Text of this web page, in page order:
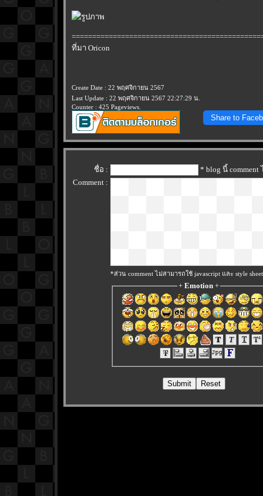
ที่มา Oricon
Create Date : 22 พฤศจิกายน 2567
Last Update : 22 พฤศจิกายน 2567 22:27:29 น.
Counter : 425 Pageviews.
Share to
ชื่อ :
* blog นี้
Comment :
*ส่วน comment ไม่สามารถใช้ javascript และ style sheet
+ Emotion+